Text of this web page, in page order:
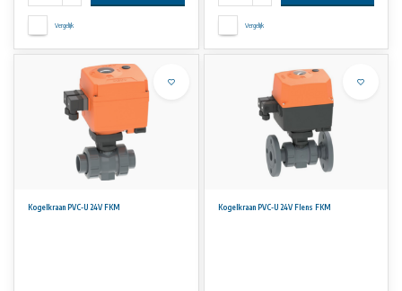
Vergelijk Vergelijk
Kogelkraan PVC-U 24V FKM Kogelkraan PVC-U 24V Flens FKM